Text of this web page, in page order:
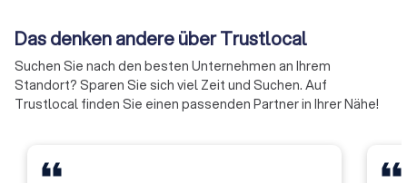
an.
Das denken andere über Trustlocal
Suchen Sie nach den besten Unternehmen an Ihrem
Standort? Sparen Sie sich viel Zeit und Suchen. Auf
Trustlocal finden Sie einen passenden Partner in Ihrer Nähe!